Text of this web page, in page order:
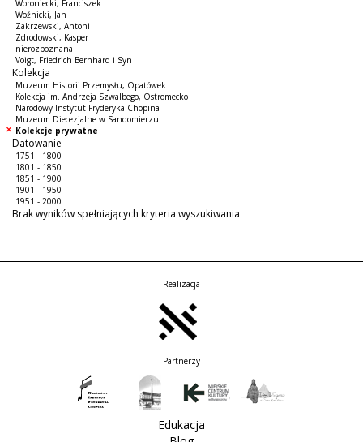
Woroniecki, Franciszek
Woźnicki, Jan
Zakrzewski, Antoni
Zdrodowski, Kasper
nierozpoznana
Voigt, Friedrich Bernhard i Syn
Kolekcja
Muzeum Historii Przemysłu, Opatówek
Kolekcja im. Andrzeja Szwalbego, Ostromecko
Narodowy Instytut Fryderyka Chopina
Muzeum Diecezjalne w Sandomierzu
Kolekcje prywatne
Datowanie
1751 - 1800
1801 - 1850
1851 - 1900
1901 - 1950
1951 - 2000
Brak wyników spełniających kryteria wyszukiwania
Realizacja
Partnerzy
Edukacja